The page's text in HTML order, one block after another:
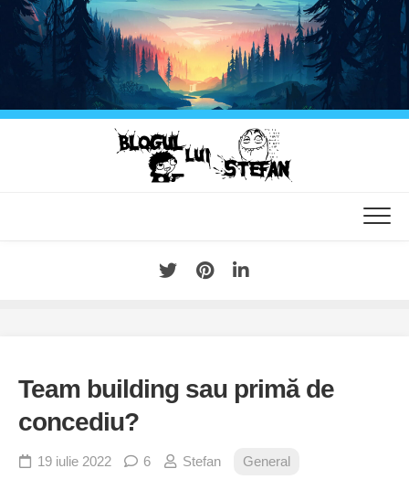
Skip
content
Team building sau primă de
concediu?
19 iulie 2022 6 Stefan General